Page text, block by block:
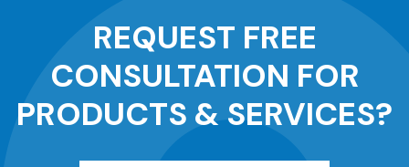
REQUEST FREE
CONSULTATION FOR
PRODUCTS & SERVICES?